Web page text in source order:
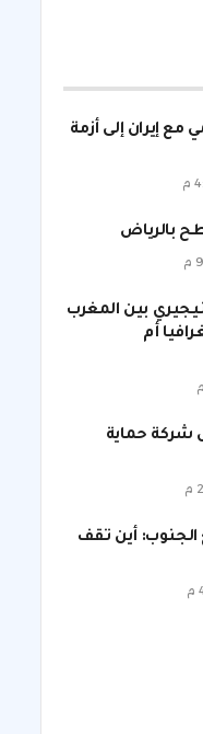
مع إيران إلى أزمة
بالرياض
بين المغرب
أم
شركة حماية
أين تقف